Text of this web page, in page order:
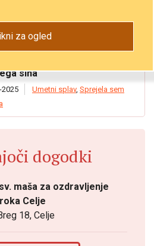
pritiskom, naj opravi splav,
med služenjem v ameriški
sina
2025 Umetni splav, Sprejela sem
dogodki
maša za ozdravljenje
Celje
18, Celje
za ogled